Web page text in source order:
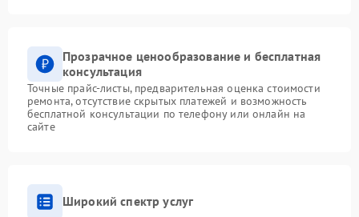
Прозрачное ценообразование и бесплатная
консультация
Точные прайс-листы, предварительная оценка стоимости
ремонта, отсутствие скрытых платежей и возможность
бесплатной консультации по телефону или онлайн на
сайте
Широкий спектр услуг